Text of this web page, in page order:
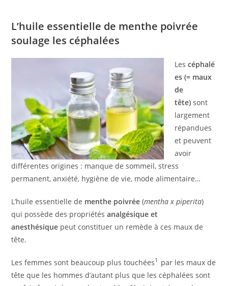
L’huile essentielle de menthe poivrée
soulage les céphalées
Les céphalé
es (= maux
de
tête) sont
largement
répandues
et peuvent
avoir
différentes origines : manque de sommeil, stress
permanent, anxiété, hygiène de vie, mode alimentaire…
L’huile essentielle de menthe poivrée (mentha x piperita)
qui possède des propriétésanalgésique et
anesthésique peut constituer un remède à ces maux de
tête.
Les femmes sont beaucoup plus touchées1 par les ​maux de
tête que les hommes d’autant plus que les céphalées sont